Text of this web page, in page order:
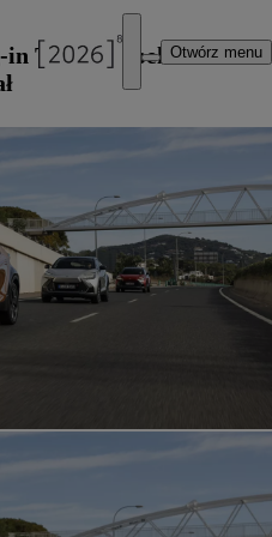
Otwórz menu
Toyoty w pełni